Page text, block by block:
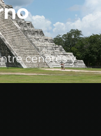
cenotes y